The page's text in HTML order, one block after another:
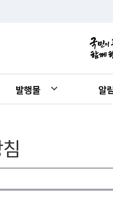
발행물 알